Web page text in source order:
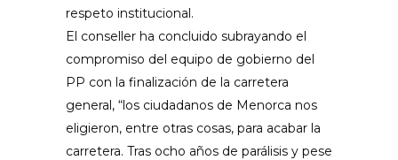
respeto institucional.
El conseller ha concluido subrayando el
compromiso del equipo de gobierno del
PP con la finalización de la carretera
general, “los ciudadanos de Menorca nos
eligieron, entre otras cosas, para acabar la
carretera. Tras ocho años de parálisis y pese